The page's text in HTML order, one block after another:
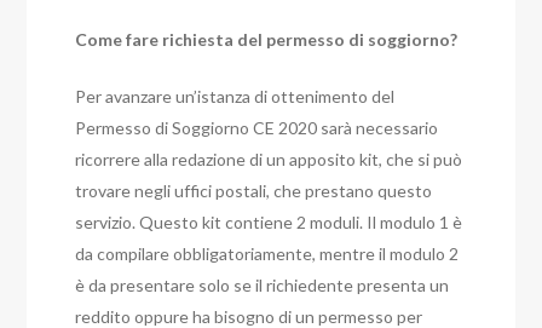
Come fare richiesta del permesso di soggiorno?
Per avanzare un’istanza di ottenimento del
Permesso di Soggiorno CE 2020 sarà necessario
ricorrere alla redazione di un apposito kit, che si può
trovare negli uffici postali, che prestano questo
servizio. Questo kit contiene 2 moduli. Il modulo 1 è
da compilare obbligatoriamente, mentre il modulo 2
è da presentare solo se il richiedente presenta un
reddito oppure ha bisogno di un permesso per